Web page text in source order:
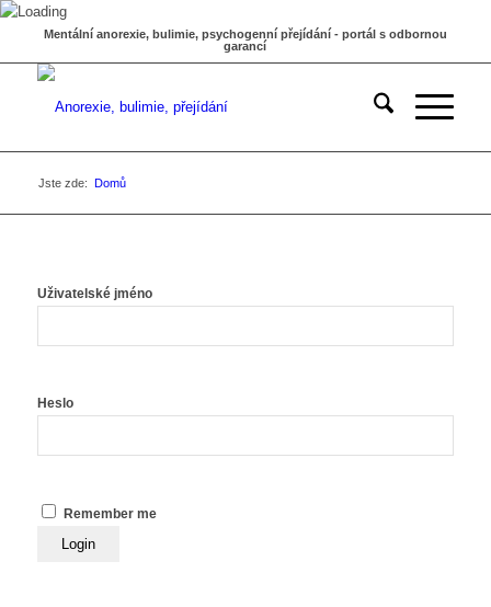
Mentální anorexie, bulimie, psychogenní přejídání - portál s odbornou
garancí
Jste zde: Domů
Uživatelské jméno
Heslo
Remember me